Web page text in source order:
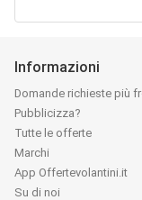
Informazioni
Domande richieste più
Pubblicizza?
Tutte le offerte
Marchi
App Offertevolantini.it
Su di noi